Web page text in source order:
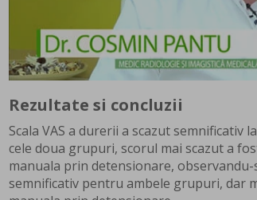
Rezultate si concluzii
Scala VAS a durerii a scazut
cele doua grupuri, scorul mai scazut a
manuala prin detensionare,
semnificativ pentru ambele grupuri, dar